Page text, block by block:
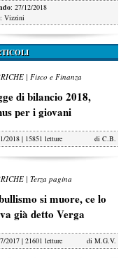
: 27/12/2018
: Vizzini
| Fisco e Finanza
di bilancio 2018,
per i giovani
2018 | 15851 letture di C.B.
| Terza pagina
si muore, ce lo
già detto Verga
2017 | 21601 letture di M.G.V.